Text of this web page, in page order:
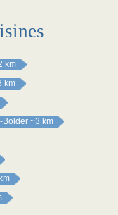
km
km
Bolder ~3 km